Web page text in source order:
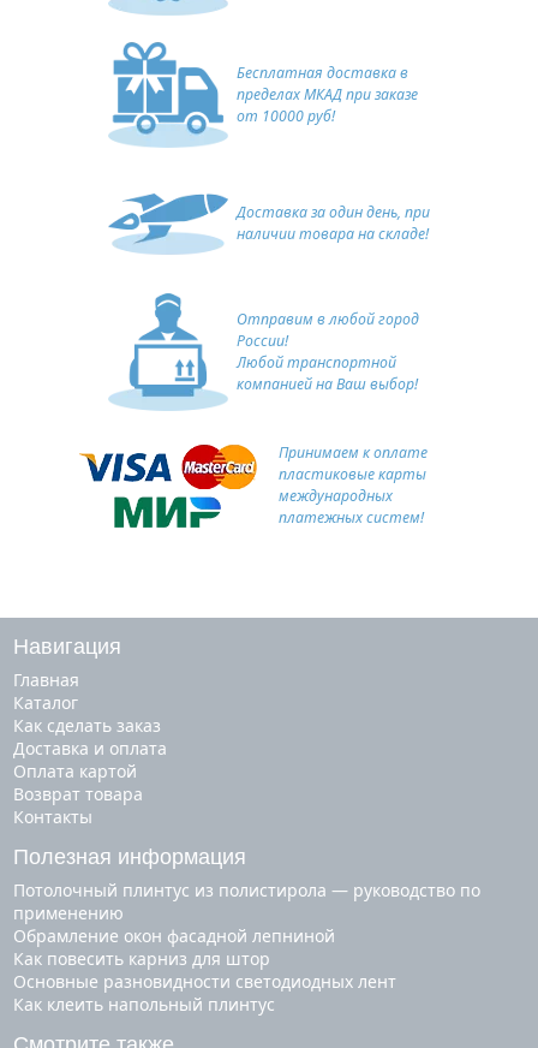
Бесплатная доставка в
пределах МКАД при заказе
от 10000 руб!
Доставка за один день, при
наличии товара на складе!
Отправим в любой город
России!
Любой транспортной
компанией на Ваш выбор!
Принимаем к оплате
пластиковые карты
международных
платежных систем!
Навигация
Главная
Каталог
Как сделать заказ
Доставка и оплата
Оплата картой
Возврат товара
Контакты
Полезная информация
Потолочный плинтус из полистирола — руководство по
применению
Обрамление окон фасадной лепниной
Как повесить карниз для штор
Основные разновидности светодиодных лент
Как клеить напольный плинтус